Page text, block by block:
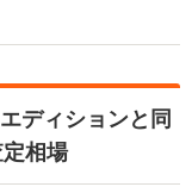
ディションと同
相場